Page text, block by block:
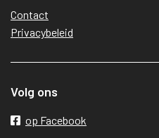
Contact
Privacybeleid
Volg ons
op Facebook